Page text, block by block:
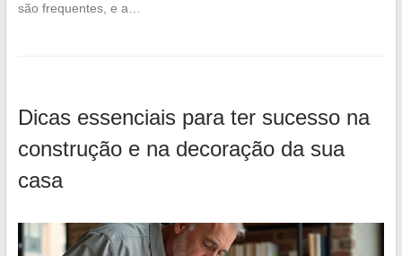
são frequentes, e a…
Dicas essenciais para ter sucesso na
construção e na decoração da sua
casa